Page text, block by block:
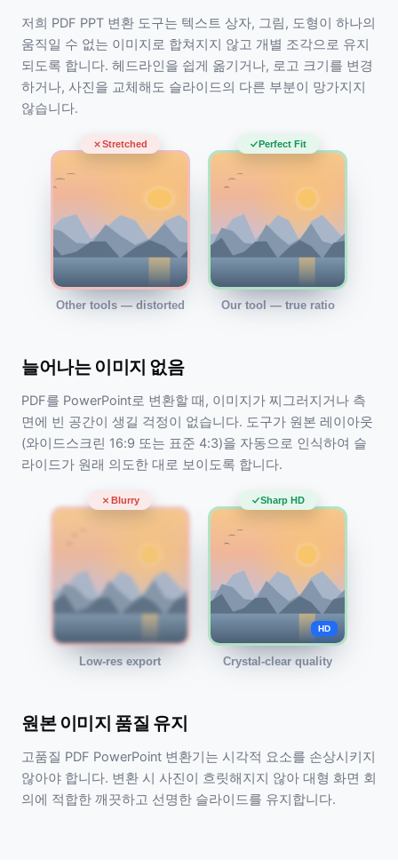
저희 PDF PPT 변환 도구는 텍스트 상자, 그림, 도형이 하나의
움직일 수 없는 이미지로 합쳐지지 않고 개별 조각으로 유지
되도록 합니다. 헤드라인을 쉽게 옮기거나, 로고 크기를 변경
하거나, 사진을 교체해도 슬라이드의 다른 부분이 망가지지
않습니다.
Stretched
Other tools — distorted
Perfect Fit
Our tool — true ratio
늘어나는 이미지 없음
PDF를 PowerPoint로 변환할 때, 이미지가 찌그러지거나 측
면에 빈 공간이 생길 걱정이 없습니다. 도구가 원본 레이아웃
(와이드스크린 16:9 또는 표준 4:3)을 자동으로 인식하여 슬
라이드가 원래 의도한 대로 보이도록 합니다.
Blurry
Low-res export
Sharp HD
HD
Crystal-clear quality
원본 이미지 품질 유지
고품질 PDF PowerPoint 변환기는 시각적 요소를 손상시키지
않아야 합니다. 변환 시 사진이 흐릿해지지 않아 대형 화면 회
의에 적합한 깨끗하고 선명한 슬라이드를 유지합니다.